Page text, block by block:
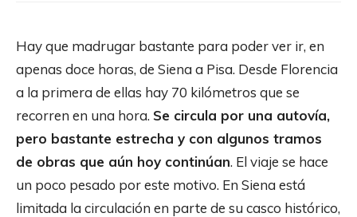
Hay que madrugar bastante para poder ver ir, en
apenas doce horas, de Siena a Pisa. Desde Florencia
a la primera de ellas hay 70 kilómetros que se
recorren en una hora. Se circula por una autovía,
pero bastante estrecha y con algunos tramos
de obras que aún hoy continúan. El viaje se hace
un poco pesado por este motivo. En Siena está
limitada la circulación en parte de su casco histórico,